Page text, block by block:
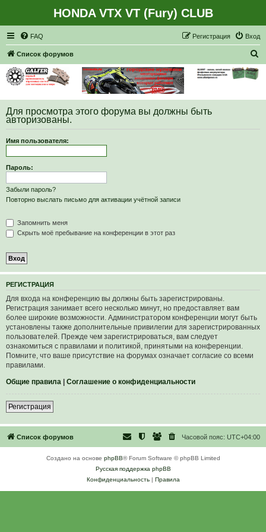
HONDA VTX VT (Fury) CLUB
FAQ Вход
Регистрация
Список форумов
Для просмотра этого форума вы должны быть
авторизованы.
Имя пользователя:
Пароль:
Забыли пароль?
Повторно выслать письмо для активации учётной записи
Запомнить меня
Скрыть моё пребывание на конференции в этот раз
РЕГИСТРАЦИЯ
Для входа на конференцию вы должны быть зарегистрированы.
Регистрация занимает всего несколько минут, но предоставляет вам
более широкие возможности. Администратором конференции могут быть
установлены также дополнительные привилегии для зарегистрированных
пользователей. Прежде чем зарегистрироваться, вам следует
ознакомиться с правилами и политикой, принятыми на конференции.
Помните, что ваше присутствие на форумах означает согласие со всеми
правилами.
Общие правила | Соглашение о конфиденциальности
Регистрация
Список форумов Часовой пояс: UTC+04:00
Создано на основе phpBB® Forum Software © phpBB Limited
Русская поддержка phpBB
Конфиденциальность| Правила